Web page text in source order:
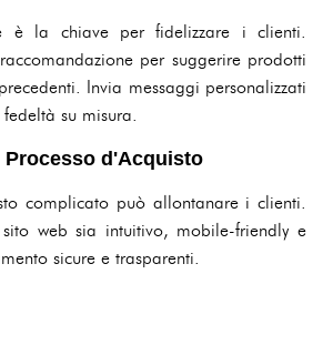
è la chiave per fidelizzare i clienti.
per suggerire prodotti
Invia messaggi personalizzati
su misura.
d'Acquisto
complicato può allontanare i clienti.
web sia intuitivo, mobile-friendly e
sicure e trasparenti.